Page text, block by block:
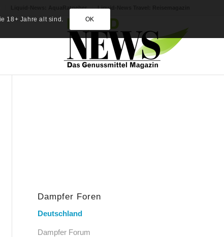
Liquid-News: AquaRatgeber Liquid-News Travel: Reisemagazin
Dampfer Foren
Deutschland
Dampfer Forum
18+ Jahre alt sind. OK